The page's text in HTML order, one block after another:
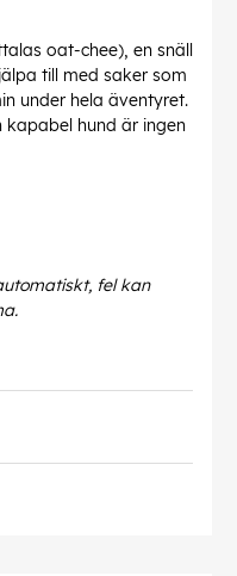
oat-chee), en snäll
till med saker som
under hela äventyret.
kapabel hund är ingen
fel kan